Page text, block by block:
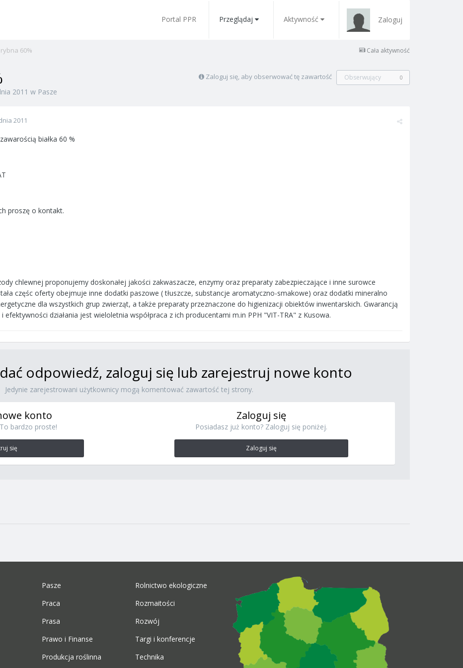
Portal PPR Przeglądaj Aktywność Zaloguj
Cała aktywność
60%
Zaloguj się, aby obserwować tę zawartość Obserwujący 0
2011 w Pasze
2011
białka 60 %
proszę o kontakt.
chlewnej proponujemy doskonałej jakości zakwaszacze, enzymy oraz preparaty zabezpieczające i inne surowce
częśc oferty obejmuje inne dodatki paszowe ( tłuszcze, substancje aromatyczno-smakowe) oraz dodatki mineralno
dla wszystkich grup zwierząt, a także preparaty przeznaczone do higienizacji obiektów inwentarskich. Gwarancją
efektywności działania jest wieloletnia współpraca z ich producentami m.in PPH "VIT-TRA" z Kusowa.
odpowiedź, zaloguj się lub zarejestruj nowe konto
Jedynie zarejestrowani użytkownicy mogą komentować zawartość tej strony.
konto
bardzo proste!
się
Zaloguj się
Posiadasz już konto? Zaloguj się poniżej.
Zaloguj się
Pasze
Praca
Prasa
Prawo i Finanse
Produkcja roślinna
Rolnictwo ekologiczne
Rozmaitości
Rozwój
Targi i konferencje
Technika